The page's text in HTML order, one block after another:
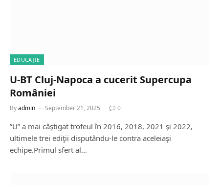
EDUCAȚIE
U-BT Cluj-Napoca a cucerit Supercupa
României
Byadmin September 21, 2025 0
”U” a mai câştigat trofeul în 2016, 2018, 2021 şi 2022,
ultimele trei ediţii disputându-le contra aceleiaşi
echipe.Primul sfert al…